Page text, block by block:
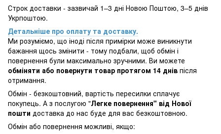
Строк доставки - зазвичай 1–3 дні Новою Поштою, 3–5 днів
Укрпоштою.
Детальніше про оплату та доставку.
Ми розуміємо, що іноді після примірки може виникнути
бажання щось змінити - тому подбали, щоб обмін і
повернення були максимально зручними. Ви можете
обміняти або повернути товар протягом 14 днів після
отримання.
Обмін - безкоштовний, вартість пересилки сплачує
покупець. А з послугою "Легке повернення" від Нової
пошти доставка до нас буде для вас безкоштовною.
Обмін або повернення можливі, якщо: